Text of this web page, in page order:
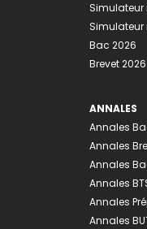
Simulateur
Simulateur
Bac 2026
Brevet 2026
ANNALES
Annales
Annales
Annales
Annales
Annales
Annales